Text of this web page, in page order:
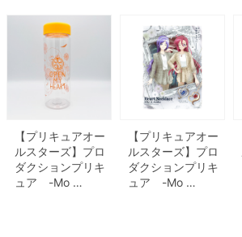
【プリキュアオー
ルスターズ】プロ
ダクションプリキ
ュア -Mo …
【プリキュアオー
ルスターズ】プロ
ダクションプリキ
ュア -Mo …